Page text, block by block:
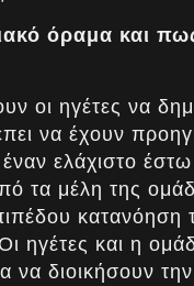
όραμα και
οι ηγέτες να
να έχουν
ελάχιστο
τα μέλη της
κατανόηση
ηγέτες και η
να διοικήσουν